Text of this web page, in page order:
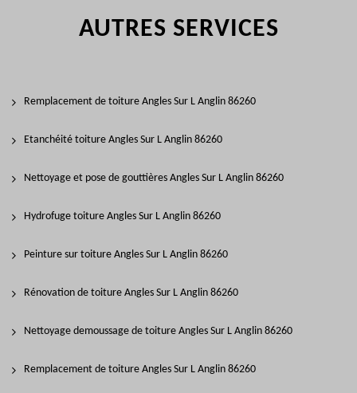
AUTRES SERVICES
Remplacement de toiture Angles Sur L Anglin 86260
Etanchéité toiture Angles Sur L Anglin 86260
Nettoyage et pose de gouttières Angles Sur L Anglin 86260
Hydrofuge toiture Angles Sur L Anglin 86260
Peinture sur toiture Angles Sur L Anglin 86260
Rénovation de toiture Angles Sur L Anglin 86260
Nettoyage demoussage de toiture Angles Sur L Anglin 86260
Remplacement de toiture Angles Sur L Anglin 86260